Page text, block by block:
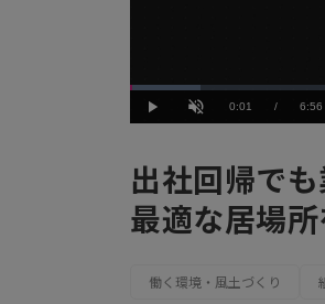
Play UnmuteCurrent
0:01 / 6:56
Loaded:
8.66%
出社回帰で
最適な居場
働く環境・風土づくり